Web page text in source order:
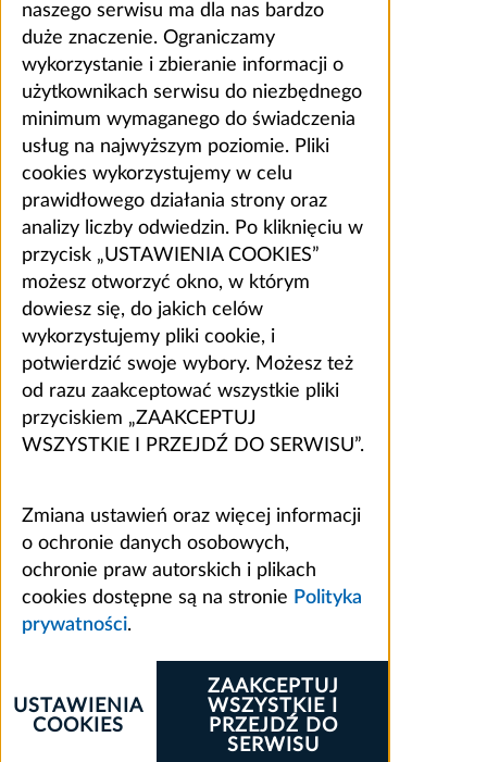
naszego serwisu ma dla nas bardzo
duże znaczenie. Ograniczamy
wykorzystanie i zbieranie informacji o
użytkownikach serwisu do niezbędnego
minimum wymaganego do świadczenia
usług na najwyższym poziomie. Pliki
cookies wykorzystujemy w celu
prawidłowego działania strony oraz
analizy liczby odwiedzin. Po kliknięciu w
przycisk „USTAWIENIA COOKIES”
możesz otworzyć okno, w którym
dowiesz się, do jakich celów
wykorzystujemy pliki cookie, i
potwierdzić swoje wybory. Możesz też
od razu zaakceptować wszystkie pliki
przyciskiem „ZAAKCEPTUJ
WSZYSTKIE I PRZEJDŹ DO SERWISU”.
Zmiana ustawień oraz więcej informacji
o ochronie danych osobowych,
ochronie praw autorskich i plikach
cookies dostępne są na stronie Polityka
prywatności.
ZAAKCEPTUJ
WSZYSTKIE I
PRZEJDŹ DO
SERWISU
USTAWIENIA
COOKIES